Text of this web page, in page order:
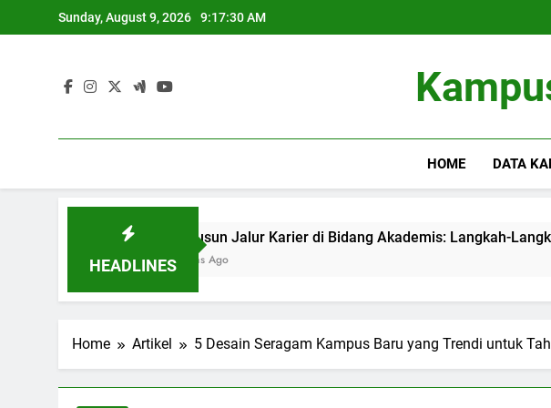
to
Sunday, August 9, 2026 9:17:31 AM
HOME DATA
HEADLINES
Menyusun Jalur Karier di Bidang Akademis: Langkah-Langkah
3 Months Ago
Home Artikel 5 Desain Seragam Kampus Baru yang Trendi untuk